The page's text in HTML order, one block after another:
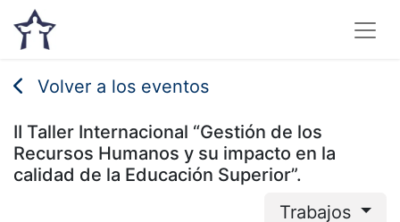
Volver a los eventos
II Taller Internacional “Gestión de los
Recursos Humanos y su impacto en la
calidad de la Educación Superior”.
Trabajos